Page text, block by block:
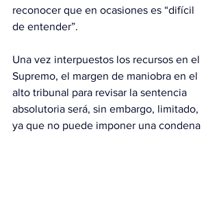
reconocer que en ocasiones es “difícil
de entender”.
Una vez interpuestos los recursos en el
Supremo, el margen de maniobra en el
alto tribunal para revisar la sentencia
absolutoria será, sin embargo, limitado,
ya que no puede imponer una condena